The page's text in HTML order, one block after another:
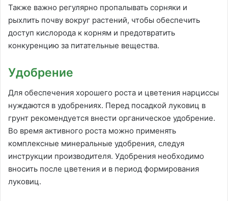
Также важно регулярно пропалывать сорняки и
рыхлить почву вокруг растений, чтобы обеспечить
доступ кислорода к корням и предотвратить
конкуренцию за питательные вещества.
Удобрение
Для обеспечения хорошего роста и цветения нарциссы
нуждаются в удобрениях. Перед посадкой луковиц в
грунт рекомендуется внести органическое удобрение.
Во время активного роста можно применять
комплексные минеральные удобрения, следуя
инструкции производителя. Удобрения необходимо
вносить после цветения и в период формирования
луковиц.